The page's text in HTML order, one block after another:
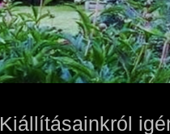
Kiállításainkról